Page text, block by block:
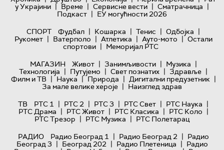
у Украјини | Време | Сервисне вести | Сматрачница |
Подкаст | ЕУ могућности 2026
СПОРТ
Фудбал | Кошарка | Тенис | Одбојка |
Рукомет | Ватерполо | Атлетика | Ауто-мото | Остали
спортови | Меморијал РТС
МАГАЗИН
Живот | Занимљивости | Музика |
Технологијa | Путујемо | Свет познатих | Здравље |
Филм и ТВ | Наука | Природа | Дигитални предузетник |
За мале велике хероје | Наизглед здрав
ТВ
РТС 1 | РТС 2 | РТС 3 | РТС Свет | РТС Наука |
РТС Драма | РТС Живот | РТС Класика | РТС Коло |
РТС Трезор | РТС Музика | РТС Полетарац
РАДИО
Радио Београд 1 | Радио Београд 2 | Радио
Београд 3 | Београд 202 | Радио Плетеница | Радио